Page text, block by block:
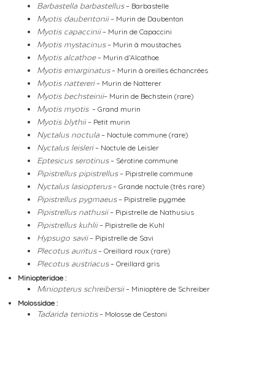
Barbastella barbastellus– Barbastelle
Myotis daubentonii– Murin de Daubenton
Myotis capaccinii– Murin de Capaccini
Myotis mystacinus– Murin à moustaches
Myotis alcathoe– Murin d’Alcathoe
Myotis emarginatus– Murin à oreilles échancrées
Myotis nattereri– Murin de Natterer
Myotis bechsteinii– Murin de Bechstein (rare)
Myotis myotis – Grand murin
Myotis blythii– Petit murin
Nyctalus noctula – Noctule commune (rare)
Nyctalus leisleri– Noctule de Leisler
Eptesicus serotinus– Sérotine commune
Pipistrellus pipistrellus– Pipistrelle commune
Nyctalus lasiopterus– Grande noctule (très rare)
Pipistrellus pygmaeus– Pipistrelle pygmée
Pipistrellus nathusii– Pipistrelle de Nathusius
Pipistrellus kuhlii– Pipistrelle de Kuhl
Hypsugo savii– Pipistrelle de Savi
Plecotus auritus– Oreillard roux (rare)
Plecotus austriacus– Oreillard gris
Miniopteridae :
Miniopterus schreibersii– Minioptère de Schreiber
Molossidae :
Tadarida teniotis– Molosse de Cestoni